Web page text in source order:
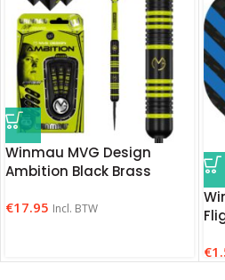
Winmau MVG Design
Ambition Black Brass
€17.95 Incl. BTW
€